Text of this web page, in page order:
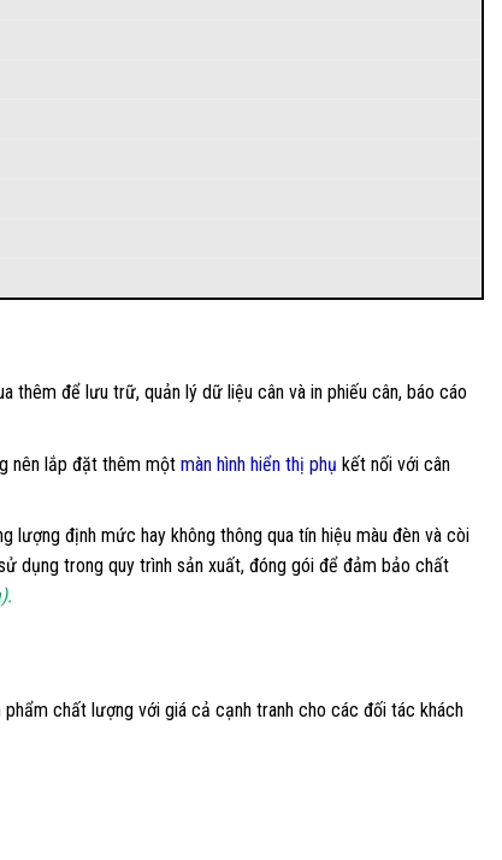
thêm để lưu trữ, quản lý dữ liệu cân và in phiếu cân, báo cáo
nên lắp đặt thêm một màn hình hiển thị phụ kết nối với cân
lượng định mức hay không thông qua tín hiệu màu đèn và còi
dụng trong quy trình sản xuất, đóng gói để đảm bảo chất
chất lượng với giá cả cạnh tranh cho các đối tác khách